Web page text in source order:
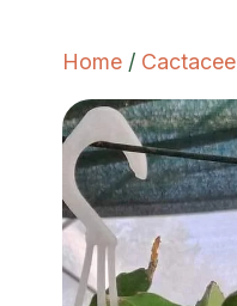
Home / Cactacee